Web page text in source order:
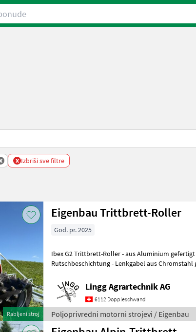
x Izbriši sve filtre
Rabljeni stroj
Eigenbau Trittbrett-Roller
God. pr. 2025
Ibex G2 Trittbrett-Roller - aus Aluminium gefertigt - gefedert - Anti-
Rutschbeschichtung - Lenkgabel aus Chromstahl gefertigt -
Lingg Agrartechnik AG
6112 Doppleschwand
Poljoprivredni motorni strojevi / Eigenbau